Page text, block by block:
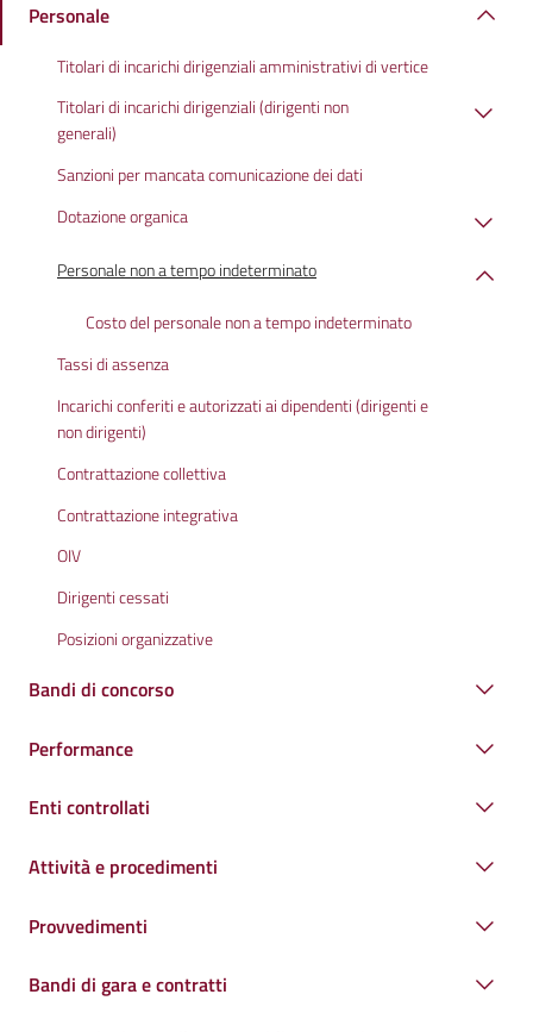
Personale
Titolari di incarichi dirigenziali amministrativi di vertice
Titolari di incarichi dirigenziali (dirigenti non
generali)
Sanzioni per mancata comunicazione dei dati
Dotazione organica
Personale non a tempo indeterminato
Costo del personale non a tempo indeterminato
Tassi di assenza
Incarichi conferiti e autorizzati ai dipendenti (dirigenti e
non dirigenti)
Contrattazione collettiva
Contrattazione integrativa
OIV
Dirigenti cessati
Posizioni organizzative
Bandi di concorso
Performance
Enti controllati
Attività e procedimenti
Provvedimenti
Bandi di gara e contratti